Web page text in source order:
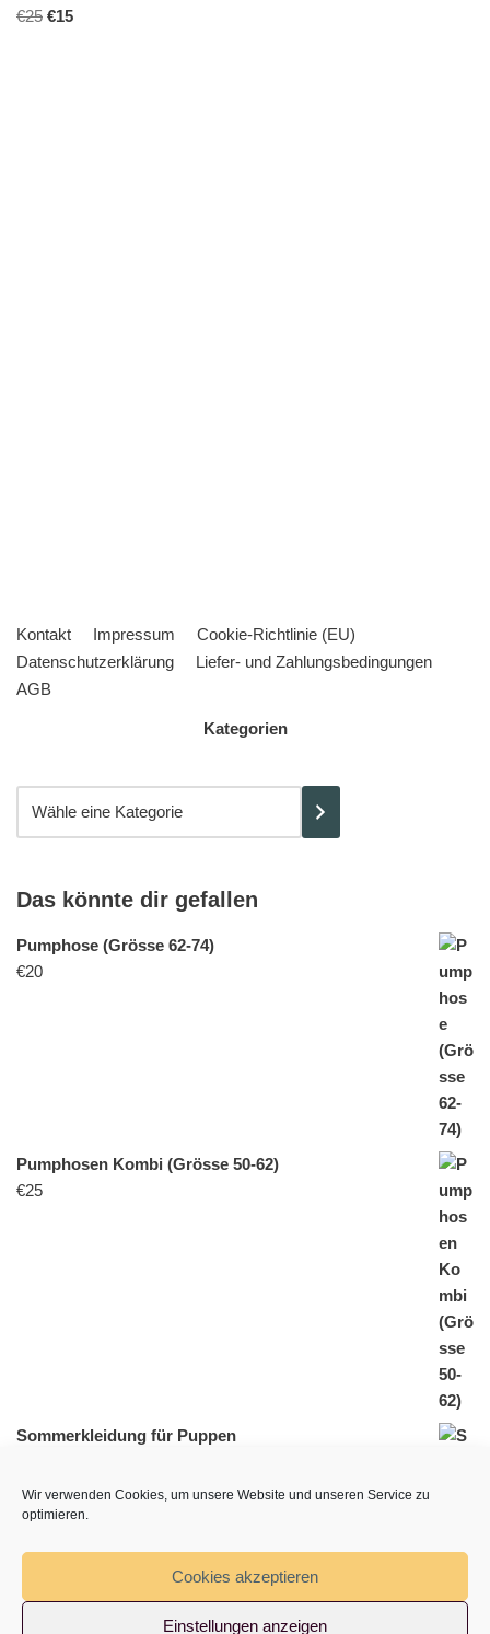
Wir verwenden Cookies, um unsere Website und unseren Service zu
optimieren.
Cookies akzeptieren
Einstellungen anzeigen
€25 €15
Kontakt Impressum
Cookie-Richtlinie (EU)
Datenschutzerklärung
Liefer- und Zahlungsbedingungen
AGB
Kategorien
Das könnte dir gefallen
Pumphose (Grösse 62-74)
€20
Pumphosen Kombi (Grösse 50-62)
€25
Sommerkleidung für Puppen